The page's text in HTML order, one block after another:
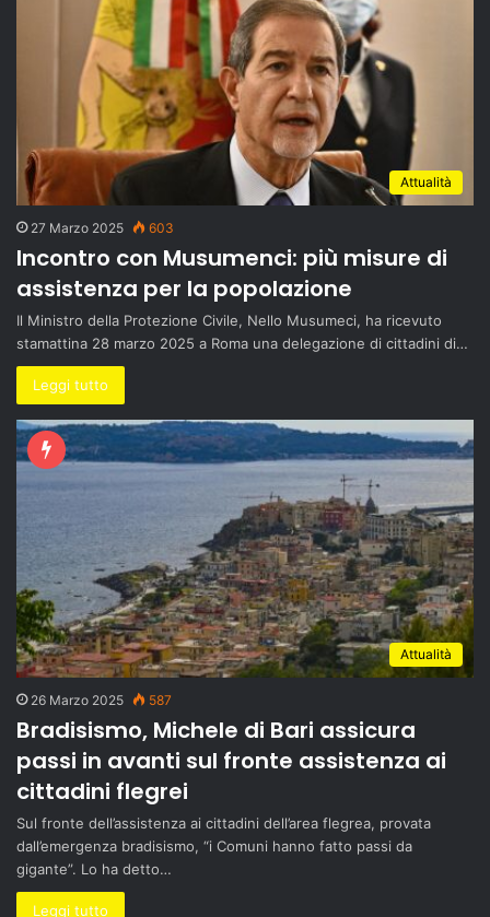
Attualità
27 Marzo 2025 603
Incontro con Musumenci: più misure di
assistenza per la popolazione
Il Ministro della Protezione Civile, Nello Musumeci, ha ricevuto
stamattina 28 marzo 2025 a Roma una delegazione di cittadini di…
Leggi tutto
Attualità
26 Marzo 2025 587
Bradisismo, Michele di Bari assicura
passi in avanti sul fronte assistenza ai
cittadini flegrei
Sul fronte dell’assistenza ai cittadini dell’area flegrea, provata
dall’emergenza bradisismo, “i Comuni hanno fatto passi da
gigante”. Lo ha detto…
Leggi tutto